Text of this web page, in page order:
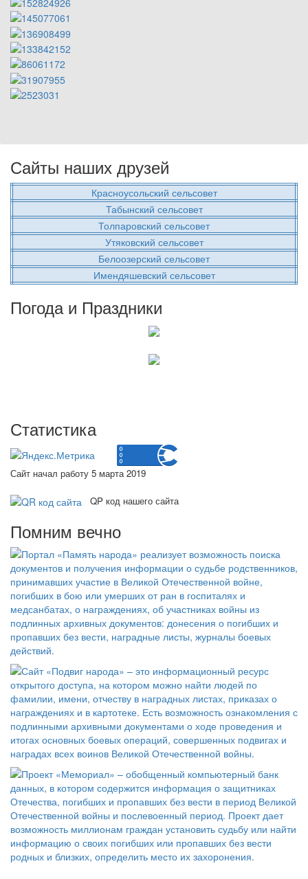
Сайты наших друзей
Красноусольский сельсовет
Табынский сельсовет
Толпаровский сельсовет
Утяковский сельсовет
Белоозерский сельсовет
Имендяшевский сельсовет
Погода и Праздники
Статистика
Сайт начал работу 5 марта 2019
QP код нашего сайта
Помним вечно